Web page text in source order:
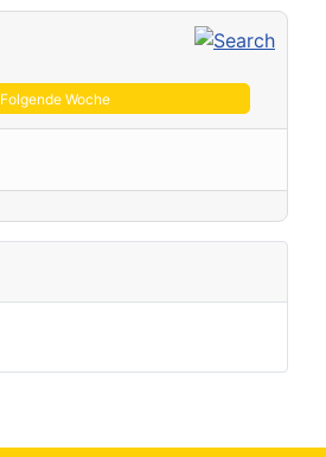
Folgende Woche